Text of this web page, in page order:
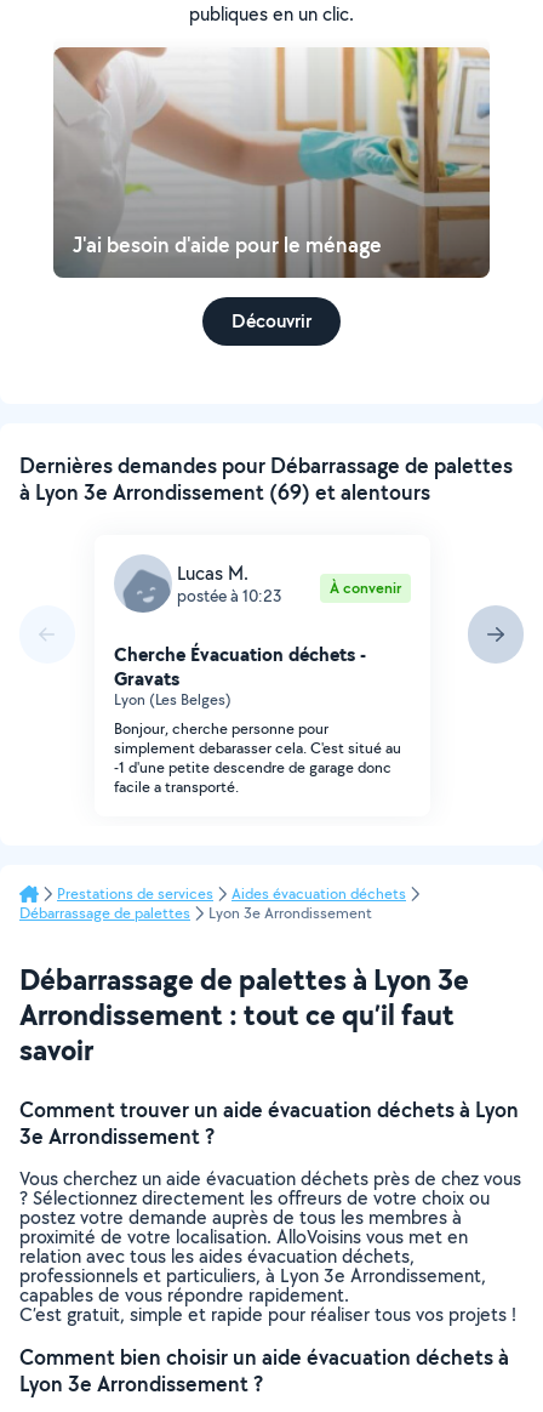
publiques en un clic.
J'ai besoin d'aide pour le ménage
Découvrir
Dernières demandes pour Débarrassage de palettes
à Lyon 3e Arrondissement (69) et alentours
Lucas M.
postée à 10:23 À convenir
Cherche Évacuation déchets -
Gravats
Lyon (Les Belges)
Bonjour, cherche personne pour
simplement debarasser cela. C'est situé au
-1 d'une petite descendre de garage donc
facile a transporté.
Prestations de services
Aides évacuation déchets
Débarrassage de palettes
Lyon 3e Arrondissement
Débarrassage de palettes à Lyon 3e
Arrondissement : tout ce qu’il faut
savoir
Comment trouver un aide évacuation déchets à Lyon
3e Arrondissement ?
Vous cherchez un aide évacuation déchets près de chez vous
? Sélectionnez directement les offreurs de votre choix ou
postez votre demande auprès de tous les membres à
proximité de votre localisation. AlloVoisins vous met en
relation avec tous les aides évacuation déchets,
professionnels et particuliers, à Lyon 3e Arrondissement,
capables de vous répondre rapidement.
C’est gratuit, simple et rapide pour réaliser tous vos projets !
Comment bien choisir un aide évacuation déchets à
Lyon 3e Arrondissement ?